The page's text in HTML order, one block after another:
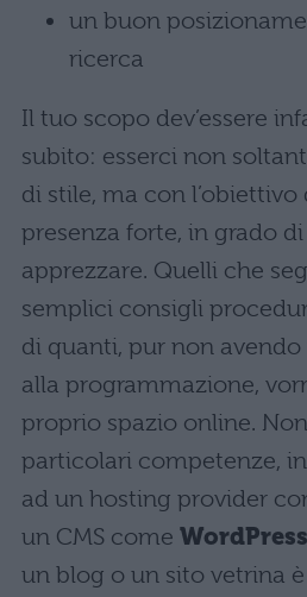
un buon
ricerca
Il tuo scopo dev’essere
subito: esserci non
di stile, ma con
presenza forte, in grado
apprezzare. Quelli che
semplici consigli
di quanti, pur non
alla programmazione,
proprio spazio online.
particolari competenze,
ad un hosting provider
un CMS come WordPress
un blog o un sito vetrina